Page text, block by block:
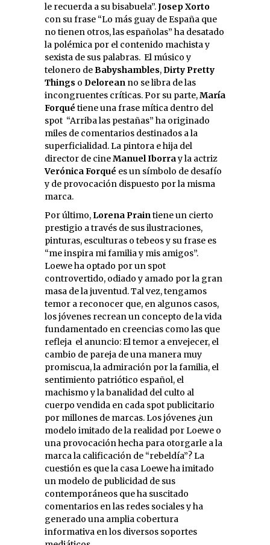
le recuerda a su bisabuela”.Josep Xorto
con su frase “Lo más guay de España que
no tienen otros, las españolas” ha desatado
la polémica por el contenido machista y
sexista de sus palabras. El músico y
telonero deBabyshambles,Dirty Pretty
Things o Delorean no se libra de las
incongruentes críticas. Por su parte,María
Forqué tiene una frase mítica dentro del
spot “Arriba las pestañas” ha originado
miles de comentarios destinados a la
superficialidad. La pintora e hija del
director de cineManuel Iborray la actriz
Verónica Forqué es un símbolo de desafío
y de provocación dispuesto por la misma
marca.
Por último, Lorena Praintiene un cierto
prestigio a través de sus ilustraciones,
pinturas, esculturas o tebeos y su frase es
“me inspira mi familia y mis amigos”.
Loewe ha optado por un spot
controvertido, odiado y amado por la gran
masa de la juventud. Tal vez, tengamos
temor a reconocer que, en algunos casos,
los jóvenes recrean un concepto de la vida
fundamentado en creencias como las que
refleja el anuncio: El temor a envejecer, el
cambio de pareja de una manera muy
promiscua, la admiración por la familia, el
sentimiento patriótico español, el
machismo y la banalidad del culto al
cuerpo vendida en cada spot publicitario
por millones de marcas. Los jóvenes ¿un
modelo imitado de la realidad por Loewe o
una provocación hecha para otorgarle a la
marca la calificación de “rebeldía”? La
cuestión es que la casa Loewe ha imitado
un modelo de publicidad de sus
contemporáneos que ha suscitado
comentarios en las redes sociales y ha
generado una amplia cobertura
informativa en los diversos soportes